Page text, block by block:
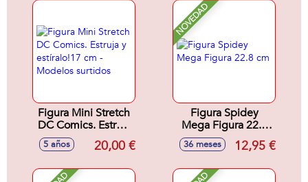
Figura Mini Stretch
DC Comics. Estruja
y estíralo!17 cm -
Modelos surtidos
5 años 20,00 €
NOVEDAD
Figura Spidey
Mega Figura 22.8
cm
36 meses 12,95 €